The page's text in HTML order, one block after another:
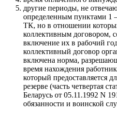
другие периоды, не
определенным пунктами 1
ТК, но в отношении
коллективным договором,
включение их в рабочий
коллективный договор
включена норма,
время нахождения
который предоставляется
резерве (часть четвертая
Беларусь от 05.11.1992 N
обязанности и воинской